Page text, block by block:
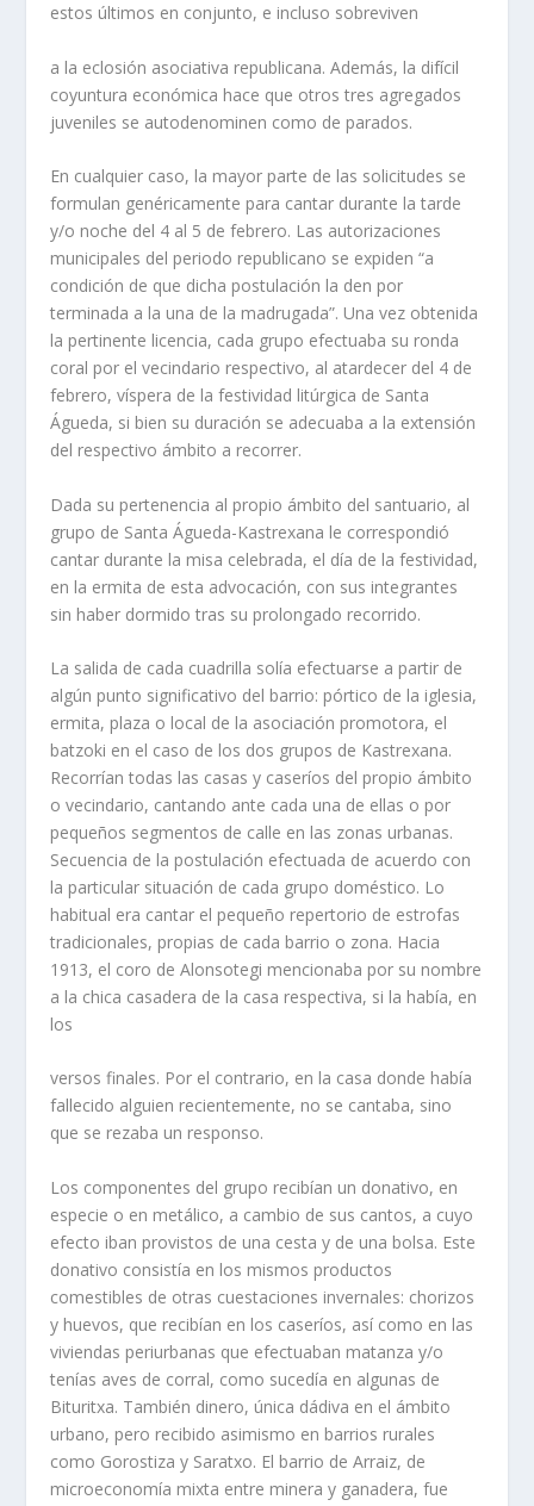
estos últimos en conjunto, e incluso sobreviven
a la eclosión asociativa republicana. Además, la difícil
coyuntura económica hace que otros tres agregados
juveniles se autodenominen como de parados.
En cualquier caso, la mayor parte de las solicitudes se
formulan genéricamente para cantar durante la tarde
y/o noche del 4 al 5 de febrero. Las autorizaciones
municipales del periodo republicano se expiden “a
condición de que dicha postulación la den por
terminada a la una de la madrugada”. Una vez obtenida
la pertinente licencia, cada grupo efectuaba su ronda
coral por el vecindario respectivo, al atardecer del 4 de
febrero, víspera de la festividad litúrgica de Santa
Águeda, si bien su duración se adecuaba a la extensión
del respectivo ámbito a recorrer.
Dada su pertenencia al propio ámbito del santuario, al
grupo de Santa Águeda-Kastrexana le correspondió
cantar durante la misa celebrada, el día de la festividad,
en la ermita de esta advocación, con sus integrantes
sin haber dormido tras su prolongado recorrido.
La salida de cada cuadrilla solía efectuarse a partir de
algún punto significativo del barrio: pórtico de la iglesia,
ermita, plaza o local de la asociación promotora, el
batzoki en el caso de los dos grupos de Kastrexana.
Recorrían todas las casas y caseríos del propio ámbito
o vecindario, cantando ante cada una de ellas o por
pequeños segmentos de calle en las zonas urbanas.
Secuencia de la postulación efectuada de acuerdo con
la particular situación de cada grupo doméstico. Lo
habitual era cantar el pequeño repertorio de estrofas
tradicionales, propias de cada barrio o zona. Hacia
1913, el coro de Alonsotegi mencionaba por su nombre
a la chica casadera de la casa respectiva, si la había, en
los
versos finales. Por el contrario, en la casa donde había
fallecido alguien recientemente, no se cantaba, sino
que se rezaba un responso.
Los componentes del grupo recibían un donativo, en
especie o en metálico, a cambio de sus cantos, a cuyo
efecto iban provistos de una cesta y de una bolsa. Este
donativo consistía en los mismos productos
comestibles de otras cuestaciones invernales: chorizos
y huevos, que recibían en los caseríos, así como en las
viviendas periurbanas que efectuaban matanza y/o
tenías aves de corral, como sucedía en algunas de
Bituritxa. También dinero, única dádiva en el ámbito
urbano, pero recibido asimismo en barrios rurales
como Gorostiza y Saratxo. El barrio de Arraiz, de
microeconomía mixta entre minera y ganadera, fue